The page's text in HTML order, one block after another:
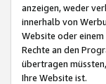
anzeigen, weder
innerhalb von
Website oder
Rechte an den
übertragen
Ihre Website ist.